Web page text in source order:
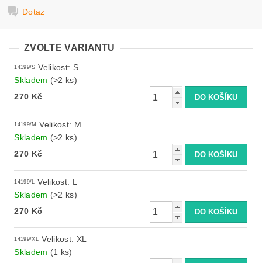
Dotaz
ZVOLTE VARIANTU
14199/S Velikost: S
Skladem (>2 ks)
270 Kč
14199/M
Velikost: M
Skladem (>2 ks)
270 Kč
14199/L Velikost: L
Skladem (>2 ks)
270 Kč
14199/XL Velikost: XL
Skladem (1 ks)